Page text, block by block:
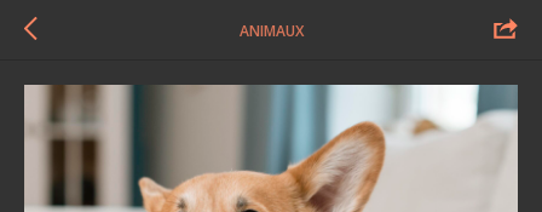
ANIMAUX